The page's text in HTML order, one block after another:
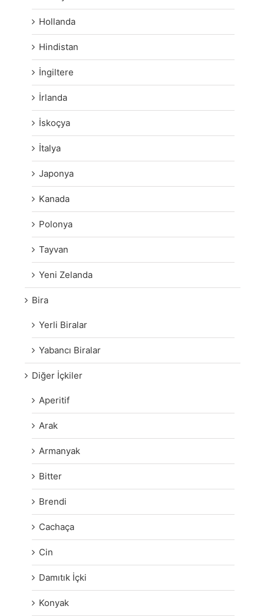
Hollanda
Hindistan
İngiltere
İrlanda
İskoçya
İtalya
Japonya
Kanada
Polonya
Tayvan
Yeni Zelanda
Bira
Yerli Biralar
Yabancı Biralar
Diğer İçkiler
Aperitif
Arak
Armanyak
Bitter
Brendi
Cachaça
Cin
Damıtık İçki
Konyak